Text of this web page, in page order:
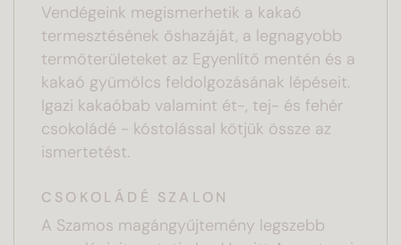
Vendégeink megismerhetik a kakaó
termesztésének őshazáját, a legnagyobb
termőterületeket az Egyenlítő mentén és a
kakaó gyümölcs feldolgozásának lépéseit.
Igazi kakaóbab valamint ét-, tej- és fehér
csokoládé - kóstolással kötjük össze az
ismertetést.
CSOKOLÁDÉ SZALON
A Szamos magángyűjtemény legszebb